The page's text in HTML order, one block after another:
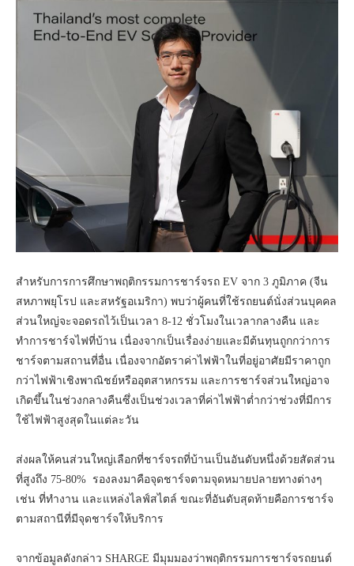
สำหรับการการศึกษาพฤติกรรมการชาร์จรถ EV จาก 3 ภูมิภาค (จีน
สหภาพยุโรป และสหรัฐอเมริกา) พบว่าผู้คนที่ใช้รถยนต์นั่งส่วนบุคคล
ส่วนใหญ่จะจอดรถไว้เป็นเวลา 8-12 ชั่วโมงในเวลากลางคืน และ
ทำการชาร์จไฟที่บ้าน เนื่องจากเป็นเรื่องง่ายและมีต้นทุนถูกกว่าการ
ชาร์จตามสถานที่อื่น เนื่องจากอัตราค่าไฟฟ้าในที่อยู่อาศัยมีราคาถูก
กว่าไฟฟ้าเชิงพาณิชย์หรืออุตสาหกรรม และการชาร์จส่วนใหญ่อาจ
เกิดขึ้นในช่วงกลางคืนซึ่งเป็นช่วงเวลาที่ค่าไฟฟ้าต่ำกว่าช่วงที่มีการ
ใช้ไฟฟ้าสูงสุดในแต่ละวัน
ส่งผลให้คนส่วนใหญ่เลือกที่ชาร์จรถที่บ้านเป็นอันดับหนึ่งด้วยสัดส่วน
ที่สูงถึง 75-80% รองลงมาคือจุดชาร์จตามจุดหมายปลายทางต่างๆ
เช่น ที่ทำงาน และแหล่งไลฟ์สไตล์ ขณะที่อันดับสุดท้ายคือการชาร์จ
ตามสถานีที่มีจุดชาร์จให้บริการ
จากข้อมูลดังกล่าว SHARGE มีมุมมองว่าพฤติกรรมการชาร์จรถยนต์